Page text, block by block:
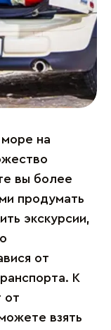
на
вы более
продумать
экскурсии,
от
К
от
взять